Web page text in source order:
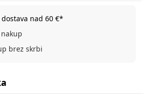
nad 60 €*
brez skrbi